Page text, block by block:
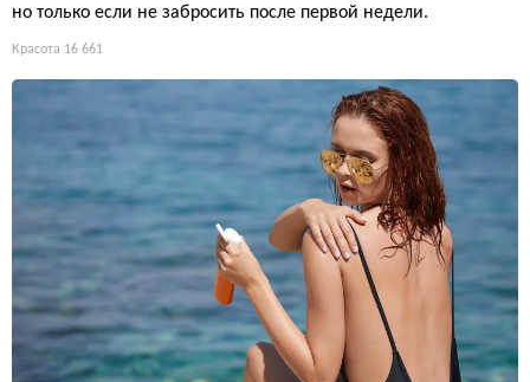
но только если не забросить после первой недели.
Красота 16 661